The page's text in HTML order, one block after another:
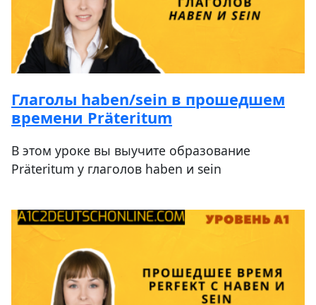
Глаголы haben/sein в прошедшем
времени Präteritum
В этом уроке вы выучите образование
Präteritum у глаголов haben и sein